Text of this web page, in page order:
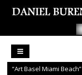
“Art Basel Miami Beach”